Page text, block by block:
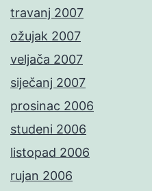
travanj 2007
ožujak 2007
veljača 2007
siječanj 2007
prosinac 2006
studeni 2006
listopad 2006
rujan 2006